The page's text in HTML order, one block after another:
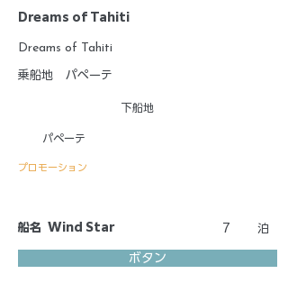
Dreams of Tahiti
Dreams of Tahiti
乗船地 パペーテ
下船地
パペーテ
プロモーション
船名 Wind Star 7 泊
ボタン